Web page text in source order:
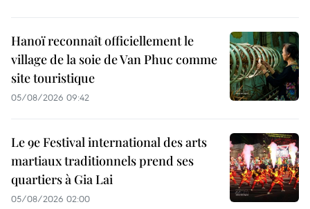
Hanoï reconnaît officiellement le
village de la soie de Van Phuc comme
site touristique
05/08/2026 09:42
Le 9e Festival international des arts
martiaux traditionnels prend ses
quartiers à Gia Lai
05/08/2026 02:00